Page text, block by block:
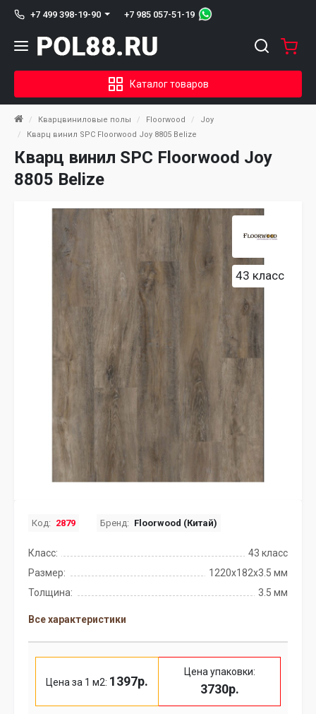
+7 499 398-19-90 +7 985 057-51-19
Каталог товаров
Кварцвиниловые полы Floorwood
Joy
Кварц винил SPC Floorwood Joy 8805 Belize
Кварц винил SPC Floorwood Joy
8805 Belize
43 класс
Код: 2879 Бренд: Floorwood (Китай)
Класс:
43 класс
Размер:
1220х182х3.5 мм
Толщина:
3.5 мм
Все характеристики
Цена за 1 м2: 1397р.
Цена упаковки:
3730р.